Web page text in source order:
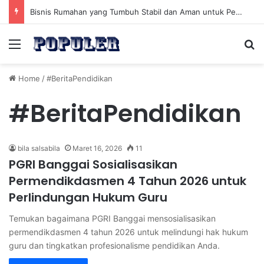
Bisnis Rumahan yang Tumbuh Stabil dan Aman untuk Pendapatan Jangka Panjang
Menu
Home /#BeritaPendidikan
#BeritaPendidikan
bila salsabila Maret 16, 2026 11
PGRI Banggai Sosialisasikan
Permendikdasmen 4 Tahun 2026 untuk
Perlindungan Hukum Guru
Temukan bagaimana PGRI Banggai mensosialisasikan
permendikdasmen 4 tahun 2026 untuk melindungi hak hukum
guru dan tingkatkan profesionalisme pendidikan Anda.